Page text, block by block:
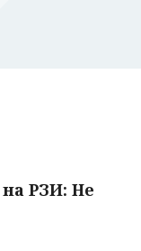
РЗИ: Не